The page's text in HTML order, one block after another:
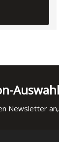
Auswahl
Newsletter